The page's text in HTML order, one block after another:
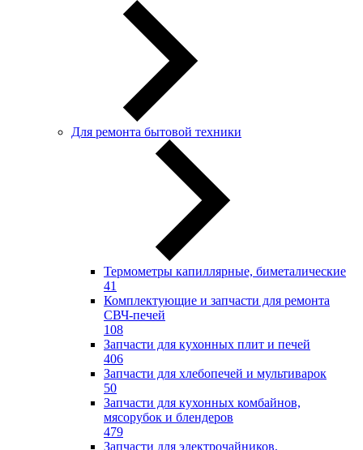
Для ремонта бытовой техники
Термометры капиллярные, биметалические
41
Комплектующие и запчасти для ремонта
СВЧ-печей
108
Запчасти для кухонных плит и печей
406
Запчасти для хлебопечей и мультиварок
50
Запчасти для кухонных комбайнов,
мясорубок и блендеров
479
Запчасти для электрочайников,